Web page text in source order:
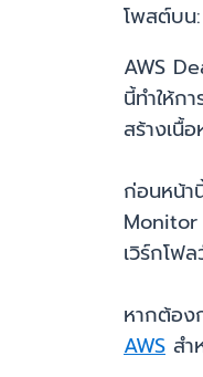
โพสต์บน:
AWS
นี้ทำให้ก
สร้างเนื้
ก่อนหน้า
Monitor
เวิร์กโฟ
หากต้อง
AWS สำ